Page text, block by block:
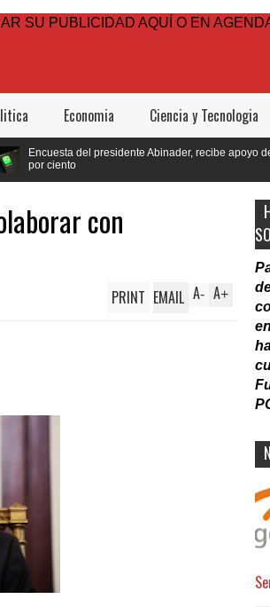
SU PUBLICIDAD AQUÍ O EN
Economia Ciencia y Tecnologia
presidente Abinader, recibe apoyo de la población a
con
A+
A-
PRINT EMAIL